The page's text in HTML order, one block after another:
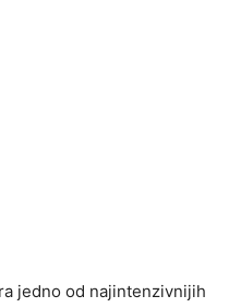
jedno od najintenzivnijih